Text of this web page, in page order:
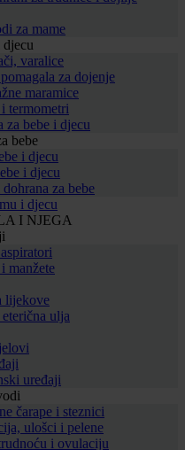
za mame
djecu
varalice
za dojenje
maramice
termometri
za bebe i djecu
bebe
i djecu
i djecu
za bebe
i djecu
I NJEGA
manžete
lijekove
ulja
uređaji
čarape i steznici
ulošci i pelene
i ovulaciju